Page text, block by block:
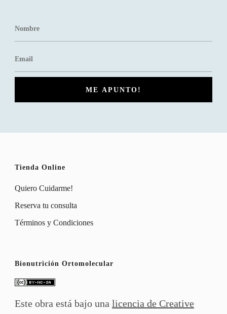
Tienda Online
Quiero Cuidarme!
Reserva tu consulta
Términos y Condiciones
Bionutrición Ortomolecular
Este obra está bajo una licencia de Creative